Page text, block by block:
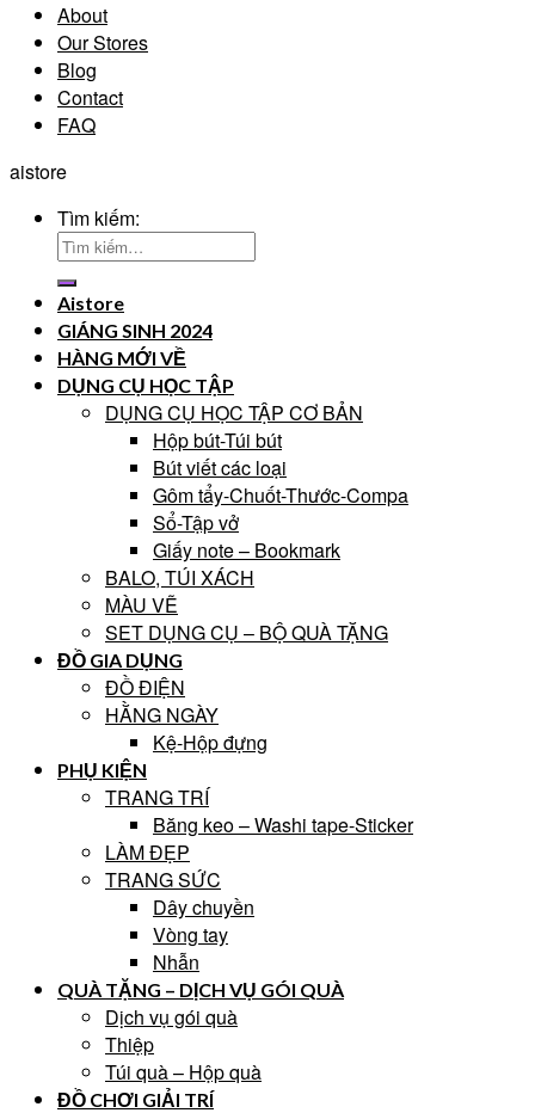
About
Our Stores
Blog
Contact
FAQ
aistore
Tìm kiếm:
Aistore
GIÁNG SINH 2024
HÀNG MỚI VỀ
DỤNG CỤ HỌC TẬP
DỤNG CỤ HỌC TẬP CƠ BẢN
Hộp bút-Túi bút
Bút viết các loại
Gôm tẩy-Chuốt-Thước-Compa
Sổ-Tập vở
Giấy note – Bookmark
BALO, TÚI XÁCH
MÀU VẼ
SET DỤNG CỤ – BỘ QUÀ TẶNG
ĐỒ GIA DỤNG
ĐỒ ĐIỆN
HẰNG NGÀY
Kệ-Hộp đựng
PHỤ KIỆN
TRANG TRÍ
Băng keo – Washi tape-Sticker
LÀM ĐẸP
TRANG SỨC
Dây chuyền
Vòng tay
Nhẫn
QUÀ TẶNG – DỊCH VỤ GÓI QUÀ
Dịch vụ gói quà
Thiệp
Túi quà – Hộp quà
ĐỒ CHƠI GIẢI TRÍ